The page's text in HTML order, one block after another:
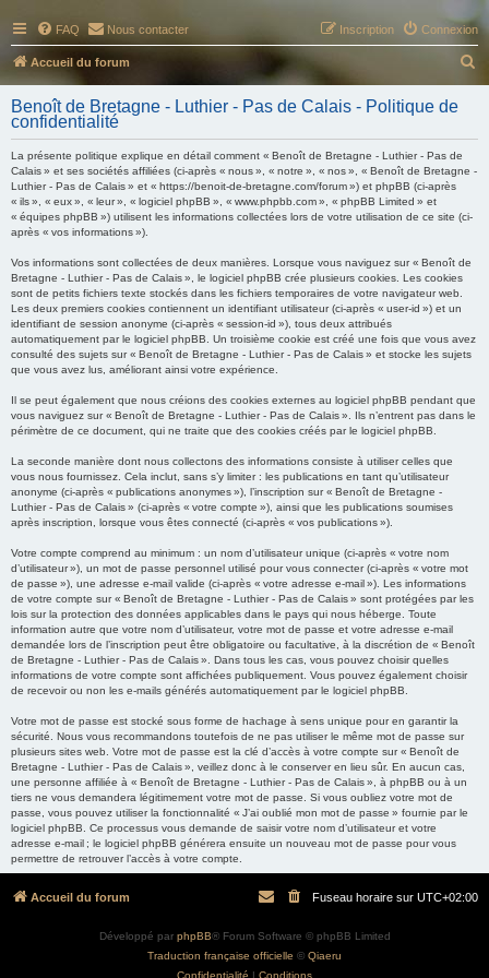
FAQ Nous contacter Connexion
Inscription
Accueil du forum
e
h
Benoît de Bretagne - Luthier - Pas de Calais - Politique de
confidentialité
La présente politique explique en détail comment « Benoît de Bretagne - Luthier - Pas de
Calais » et ses sociétés affiliées (ci-après « nous », « notre », « nos », « Benoît de Bretagne -
Luthier - Pas de Calais » et « https://benoit-de-bretagne.com/forum ») et phpBB (ci-après
« ils », « eux », « leur », « logiciel phpBB », « www.phpbb.com », « phpBB Limited » et
« équipes phpBB ») utilisent les informations collectées lors de votre utilisation de ce site (ci-
après « vos informations »).
Vos informations sont collectées de deux manières. Lorsque vous naviguez sur « Benoît de
Bretagne - Luthier - Pas de Calais », le logiciel phpBB crée plusieurs cookies. Les cookies
sont de petits fichiers texte stockés dans les fichiers temporaires de votre navigateur web.
Les deux premiers cookies contiennent un identifiant utilisateur (ci-après « user-id ») et un
identifiant de session anonyme (ci-après « session-id »), tous deux attribués
automatiquement par le logiciel phpBB. Un troisième cookie est créé une fois que vous avez
consulté des sujets sur « Benoît de Bretagne - Luthier - Pas de Calais » et stocke les sujets
que vous avez lus, améliorant ainsi votre expérience.
Il se peut également que nous créions des cookies externes au logiciel phpBB pendant que
vous naviguez sur « Benoît de Bretagne - Luthier - Pas de Calais ». Ils n’entrent pas dans le
périmètre de ce document, qui ne traite que des cookies créés par le logiciel phpBB.
La seconde manière dont nous collectons des informations consiste à utiliser celles que
vous nous fournissez. Cela inclut, sans s’y limiter : les publications en tant qu’utilisateur
anonyme (ci-après « publications anonymes »), l’inscription sur « Benoît de Bretagne -
Luthier - Pas de Calais » (ci-après « votre compte »), ainsi que les publications soumises
après inscription, lorsque vous êtes connecté (ci-après « vos publications »).
Votre compte comprend au minimum : un nom d’utilisateur unique (ci-après « votre nom
d’utilisateur »), un mot de passe personnel utilisé pour vous connecter (ci-après « votre mot
de passe »), une adresse e-mail valide (ci-après « votre adresse e-mail »). Les informations
de votre compte sur « Benoît de Bretagne - Luthier - Pas de Calais » sont protégées par les
lois sur la protection des données applicables dans le pays qui nous héberge. Toute
information autre que votre nom d’utilisateur, votre mot de passe et votre adresse e-mail
demandée lors de l’inscription peut être obligatoire ou facultative, à la discrétion de « Benoît
de Bretagne - Luthier - Pas de Calais ». Dans tous les cas, vous pouvez choisir quelles
informations de votre compte sont affichées publiquement. Vous pouvez également choisir
de recevoir ou non les e-mails générés automatiquement par le logiciel phpBB.
Votre mot de passe est stocké sous forme de hachage à sens unique pour en garantir la
sécurité. Nous vous recommandons toutefois de ne pas utiliser le même mot de passe sur
plusieurs sites web. Votre mot de passe est la clé d’accès à votre compte sur « Benoît de
Bretagne - Luthier - Pas de Calais », veillez donc à le conserver en lieu sûr. En aucun cas,
une personne affiliée à « Benoît de Bretagne - Luthier - Pas de Calais », à phpBB ou à un
tiers ne vous demandera légitimement votre mot de passe. Si vous oubliez votre mot de
passe, vous pouvez utiliser la fonctionnalité « J’ai oublié mon mot de passe » fournie par le
logiciel phpBB. Ce processus vous demande de saisir votre nom d’utilisateur et votre
adresse e-mail ; le logiciel phpBB générera ensuite un nouveau mot de passe pour vous
permettre de retrouver l’accès à votre compte.
Accueil du forum Fuseau horaire sur UTC+02:00
Développé par phpBB® Forum Software © phpBB Limited
Traduction française officielle © Qiaeru
Confidentialité | Conditions